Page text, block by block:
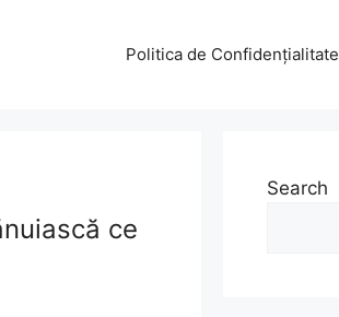
Politica de Confidențialitate
ce
Search